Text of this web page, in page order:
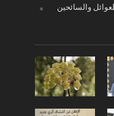
والسائحين